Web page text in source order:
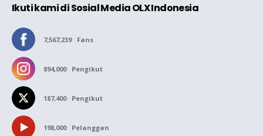
Ikuti kami di Sosial Media OLX Indonesia
7,567,239 Fans
894,000 Pengikut
187,400 Pengikut
198,000 Pelanggan